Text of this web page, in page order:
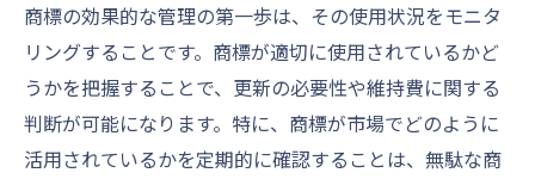
商標の効果的な管理の第一歩は、その使用状況をモニタ
リングすることです。商標が適切に使用されているかど
うかを把握することで、更新の必要性や維持費に関する
判断が可能になります。特に、商標が市場でどのように
活用されているかを定期的に確認することは、無駄な商